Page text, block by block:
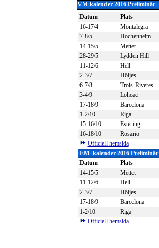
VM-kalender 2016Preliminär
Datum
Plats
16-17/4
Montalegra
7-8/5
Hochenheim
14-15/5
Mettet
28-29/5
Lydden Hill
11-12/6
Hell
2-3/7
Höljes
6-7/8
Trois-Riveres
3-4/9
Loheac
17-18/9
Barcelona
1-2/10
Riga
15-16/10
Estering
16-18/10
Rosario
Officiell hemsida
EM -kalender 2016Preliminär
Datum
Plats
14-15/5
Mettet
11-12/6
Hell
2-3/7
Höljes
17-18/9
Barcelona
1-2/10
Riga
Officiell hemsida